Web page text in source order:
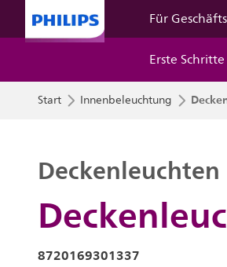
Für
Erste Schritte
Start Innenbeleuchtung
Deckenleuchten
8720169301337